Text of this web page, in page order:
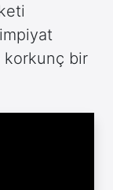
korkunç bir